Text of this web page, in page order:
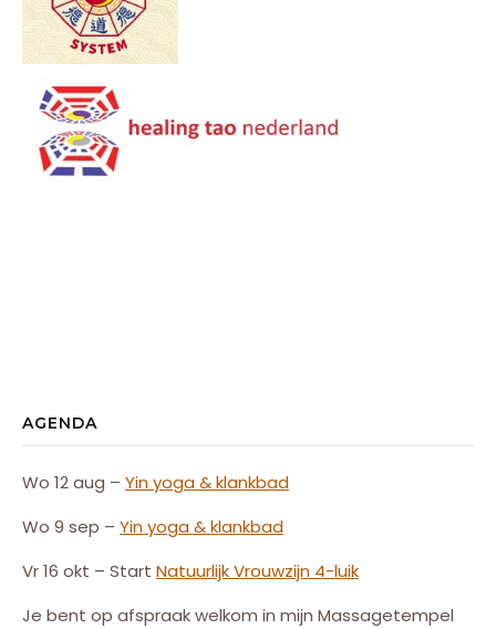
AGENDA
Wo 12 aug – Yin yoga & klankbad
Wo 9 sep – Yin yoga & klankbad
Vr 16 okt – Start NatuurlijkVrouwzijn 4-luik
Je bent op afspraak welkom in mijn Massagetempel